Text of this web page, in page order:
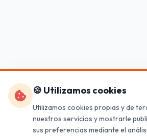
🍪 Utilizamos cookies
Utilizamos cookies propias y de
nuestros servicios y mostrarle
sus preferencias mediante el